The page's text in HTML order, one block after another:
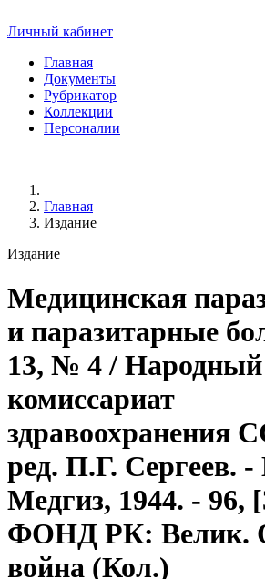
Личный кабинет
Главная
Документы
Рубрикатор
Коллекции
Персоналии
Главная
Издание
Издание
Медицинская
и паразитарные
13, № 4 / Народный
комиссариат
здравоохранения
ред. П.Г. Сергеев.
Медгиз, 1944. - 96,
ФОНД РК: Велик.
война (Кол.)